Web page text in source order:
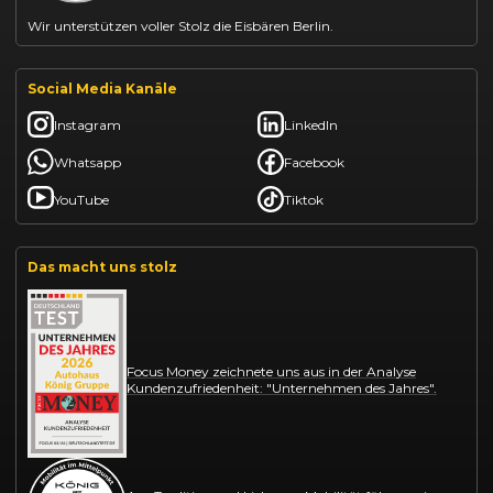
Wir unterstützen voller Stolz die Eisbären Berlin.
Social Media Kanäle
Instagram LinkedIn
Whatsapp Facebook
YouTube Tiktok
Das macht uns stolz
Focus Money zeichnete uns aus in der Analyse
Kundenzufriedenheit: "Unternehmen des Jahres".